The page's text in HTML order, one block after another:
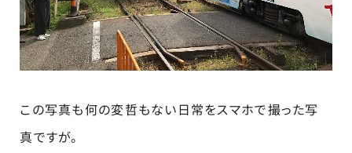
この写真も何の変哲もない日常をスマホで撮った写
真ですが。